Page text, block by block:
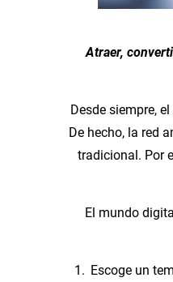
Atraer,
Desde siempre, el
De hecho, la red
tradicional. Por
El mundo
Escoge un